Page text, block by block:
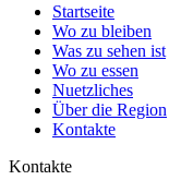
Startseite
Wo zu bleiben
Was zu sehen ist
Wo zu essen
Nuetzliches
Über die Region
Kontakte
Kontakte